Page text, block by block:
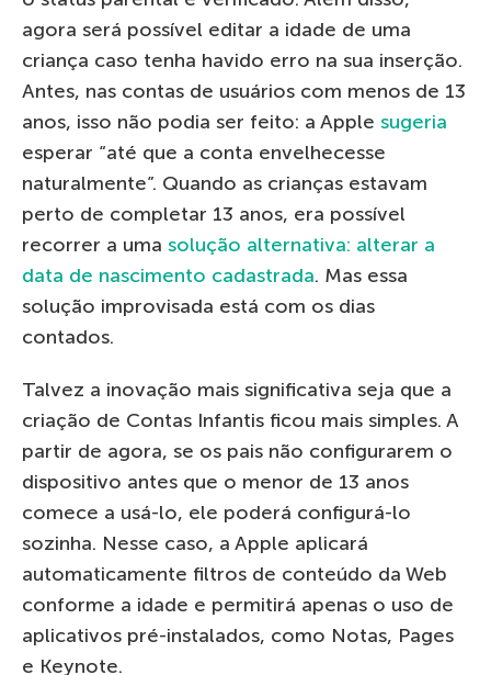
agora será possível editar a idade de uma
criança caso tenha havido erro na sua inserção.
Antes, nas contas de usuários com menos de 13
anos, isso não podia ser feito: a Apple sugeria
esperar “até que a conta envelhecesse
naturalmente”. Quando as crianças estavam
perto de completar 13 anos, era possível
recorrer a uma solução alternativa: alterar a
data de nascimento cadastrada. Mas essa
solução improvisada está com os dias
contados.
Talvez a inovação mais significativa seja que a
criação de Contas Infantis ficou mais simples. A
partir de agora, se os pais não configurarem o
dispositivo antes que o menor de 13 anos
comece a usá-lo, ele poderá configurá-lo
sozinha. Nesse caso, a Apple aplicará
automaticamente filtros de conteúdo da Web
conforme a idade e permitirá apenas o uso de
aplicativos pré-instalados, como Notas, Pages
e Keynote.